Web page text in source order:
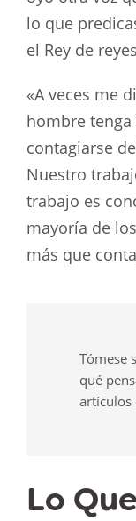
lo que
el Rey de
«A veces me
hombre
contagiarse
Nuestro
trabajo es
mayoría de
más que
Tómese
qué
artículos
Lo